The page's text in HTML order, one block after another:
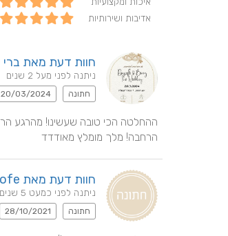
אדיבות ושירותיות
חוות דעת מאת ברי
ניתנה לפני מעל 2 שנים
חתונה 20/03/2024
הרחבה! מלך מומלץ מאודדד
חוות דעת מאת Hagar Rofe
ניתנה לפני כמעט 5 שנים
חתונה 28/10/2021